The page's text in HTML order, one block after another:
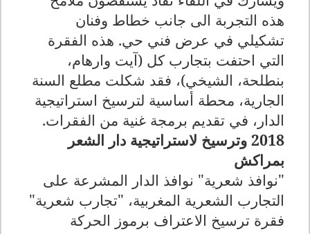
هذه التجربة الى جانب خطاط وفنان
تشكيلي في عرض فني حي. هذه الفقرة
التي احتفت بتجارب كل (آيت وارهام،
بنطلحة، الشيخي)، فقد شكلت مطلع السنة
الجارية، محطة أساسية لترسيخ استراتيجية
الدار، في تقديم برمجة غنية من الفقرات.
2018 وترسيخ لاستراتيجية دار الشعر
بمراكش
"نوافذ شعرية" نوافذ الدار المشرعة على
التجارب الشعرية المغربية، "تجارب شعرية"
فقرة ترسيخ الاعتراف برموز الحركة